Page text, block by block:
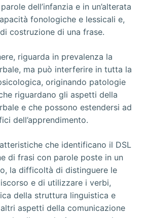
dell’infanzia e in un’alterata
fonologiche e lessicali e,
costruzione di una frase.
riguarda in prevalenza la
ma può interferire in tutta la
originando patologie
riguardano gli aspetti della
e che possono estendersi ad
dell’apprendimento.
che identificano il DSL
di frasi con parole poste in un
la difficoltà di distinguere le
e di utilizzare i verbi,
della struttura linguistica e
aspetti della comunicazione